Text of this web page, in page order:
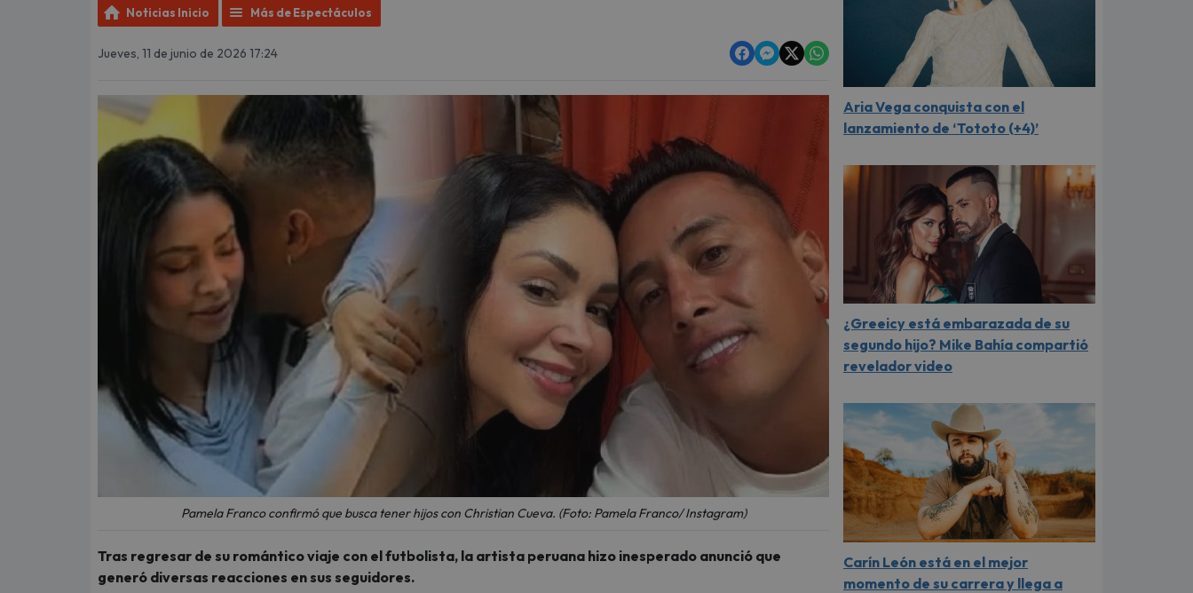
Noticias Inicio Más de Espectáculos
Jueves, 11 de junio de 2026 17:24
Pamela Franco confirmó que busca tener hijos con Christian Cueva. (Foto: Pamela Franco/ Instagram)
Tras regresar de su romántico viaje con el futbolista, la artista peruana hizo inesperado anunció que
generó diversas reacciones en sus seguidores.
Aria Vega conquista con el
lanzamiento de ‘Tototo (+4)’
¿Greeicy está embarazada de su
segundo hijo? Mike Bahía compartió
revelador video
Carín León está en el mejor
momento de su carrera y llega a